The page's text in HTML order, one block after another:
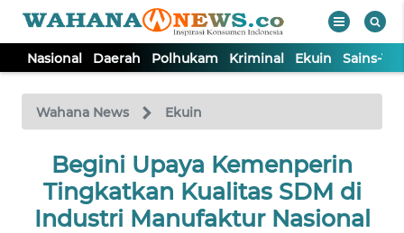
Nasional Daerah Polhukam Kriminal Ekuin Sains-
Wahana News Ekuin
Begini Upaya Kemenperin
Tingkatkan Kualitas SDM di
Industri Manufaktur Nasional
TV
Tutup
NASIONAL
DAERAH